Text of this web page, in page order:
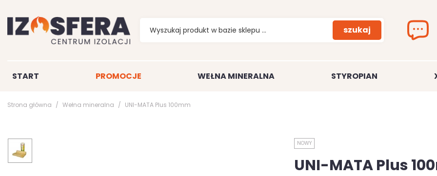
szukaj
START PROMOCJE WEŁNA MINERALNA STYROPIAN
Strona główna Wełna mineralna UNI-MATA Plus 100mm
NOWY
UNI-MATA Plus